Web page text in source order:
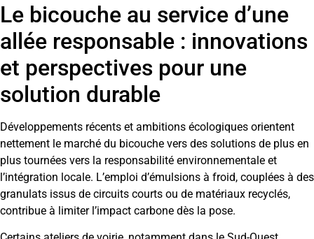
Le bicouche au service d’une
allée responsable : innovations
et perspectives pour une
solution durable
Développements récents et ambitions écologiques orientent
nettement le marché du bicouche vers des solutions de plus en
plus tournées vers la responsabilité environnementale et
l’intégration locale. L’emploi d’émulsions à froid, couplées à des
granulats issus de circuits courts ou de matériaux recyclés,
contribue à limiter l’impact carbone dès la pose.